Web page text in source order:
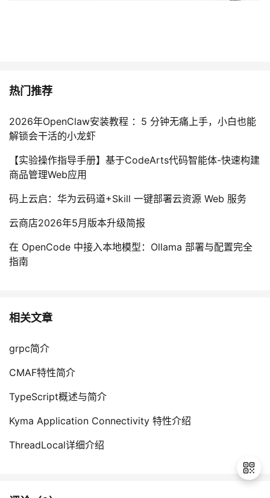
热门推荐
2026年OpenClaw安装教程 ：5 分钟无痛上手，小白也能
解锁会干活的小龙虾
【实验操作指导手册】基于CodeArts代码智能体-快速构建
商品管理Web应用
码上云启：华为云码道+Skill 一键部署云资源 Web 服务
云商店2026年5月版本升级简报
在 OpenCode 中接入本地模型：Ollama 部署与配置完全
指南
相关文章
grpc简介
CMAF特性简介
TypeScript概述与简介
Kyma Application Connectivity 特性介绍
ThreadLocal详细介绍